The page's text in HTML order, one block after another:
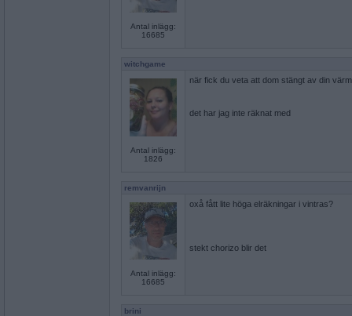
Antal inlägg:
16685
witchgame
Antal inlägg:
1826
när fick du veta att dom stängt av din
det har jag inte räknat med
remvanrijn
Antal inlägg:
16685
oxå fått lite höga elräkningar i vintras?
stekt chorizo blir det
brini